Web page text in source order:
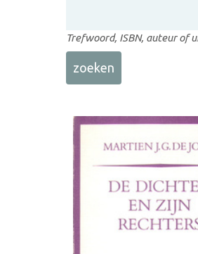
Trefwoord, ISBN, auteur of